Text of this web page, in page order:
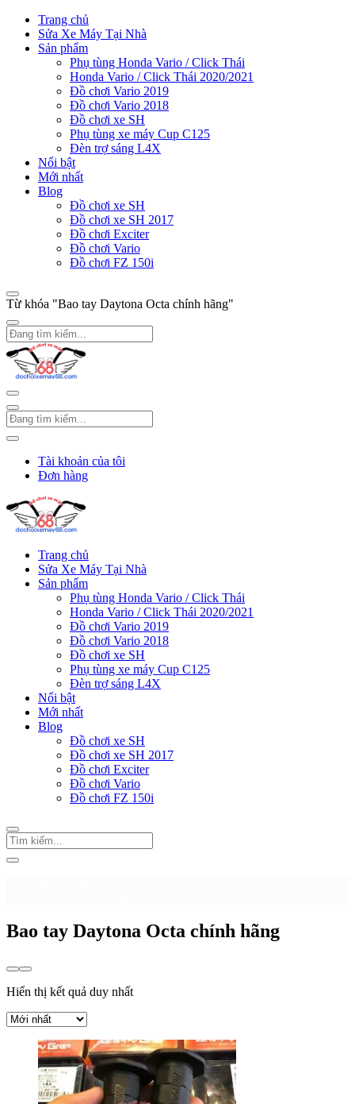
Trang chủ
Sửa Xe Máy Tại Nhà
Sản phẩm
Phụ tùng Honda Vario / Click Thái
Honda Vario / Click Thái 2020/2021
Đồ chơi Vario 2019
Đồ chơi Vario 2018
Đồ chơi xe SH
Phụ tùng xe máy Cup C125
Đèn trợ sáng L4X
Nổi bật
Mới nhất
Blog
Đồ chơi xe SH
Đồ chơi xe SH 2017
Đồ chơi Exciter
Đồ chơi Vario
Đồ chơi FZ 150i
Từ khóa "Bao tay Daytona Octa chính hãng"
Tài khoản của tôi
Đơn hàng
Trang chủ
Sửa Xe Máy Tại Nhà
Sản phẩm
Phụ tùng Honda Vario / Click Thái
Honda Vario / Click Thái 2020/2021
Đồ chơi Vario 2019
Đồ chơi Vario 2018
Đồ chơi xe SH
Phụ tùng xe máy Cup C125
Đèn trợ sáng L4X
Nổi bật
Mới nhất
Blog
Đồ chơi xe SH
Đồ chơi xe SH 2017
Đồ chơi Exciter
Đồ chơi Vario
Đồ chơi FZ 150i
Bao tay Daytona Octa chính hãng
Hiển thị kết quả duy nhất